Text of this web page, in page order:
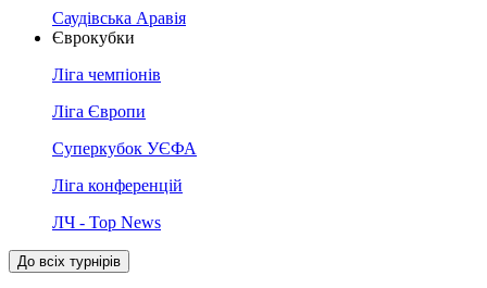
Саудівська Аравія
Єврокубки
Ліга чемпіонів
Ліга Європи
Суперкубок УЄФА
Ліга конференцій
ЛЧ - Top News
До всіх турнірів